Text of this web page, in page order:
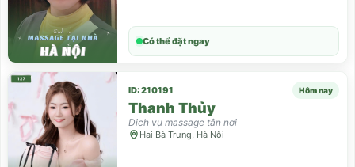
Có thể đặt ngay
ID: 210191 Hôm nay
Thanh Thủy
Dịch vụ massage tận nơi
Hai Bà Trưng, Hà Nội